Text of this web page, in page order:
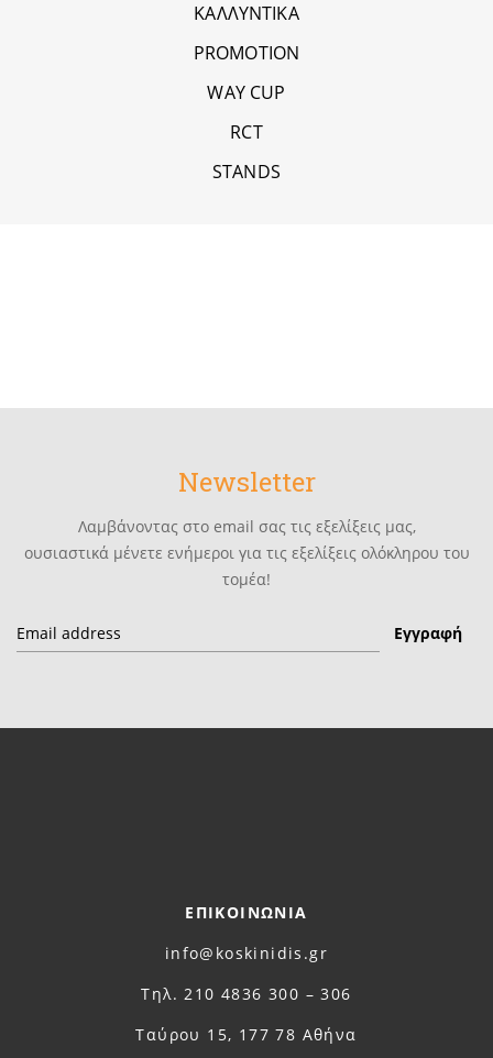
ΚΑΛΛΥΝΤΙΚΑ
PROMOTION
WAY CUP
RCT
STANDS
Newsletter
Λαμβάνοντας στο email σας τις εξελίξεις μας,
ουσιαστικά μένετε ενήμεροι για τις εξελίξεις ολόκληρου του
τομέα!
ΕΠΙΚΟΙΝΩΝΙΑ
info@koskinidis.gr
Τηλ. 210 4836 300 – 306
Ταύρου 15, 177 78 Αθήνα